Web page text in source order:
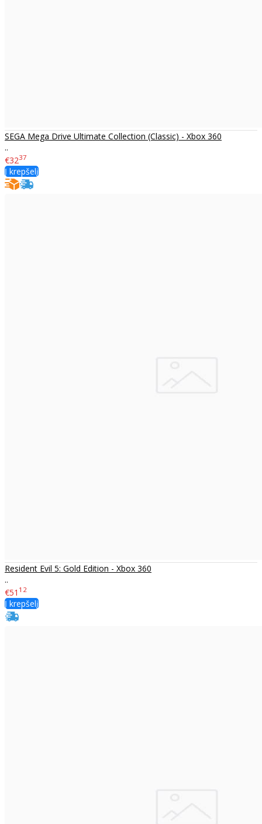
SEGA Mega Drive Ultimate Collection (Classic) - Xbox 360
..
€3237
Į krepšelį
Resident Evil 5: Gold Edition - Xbox 360
..
€51 12
Į krepšelį